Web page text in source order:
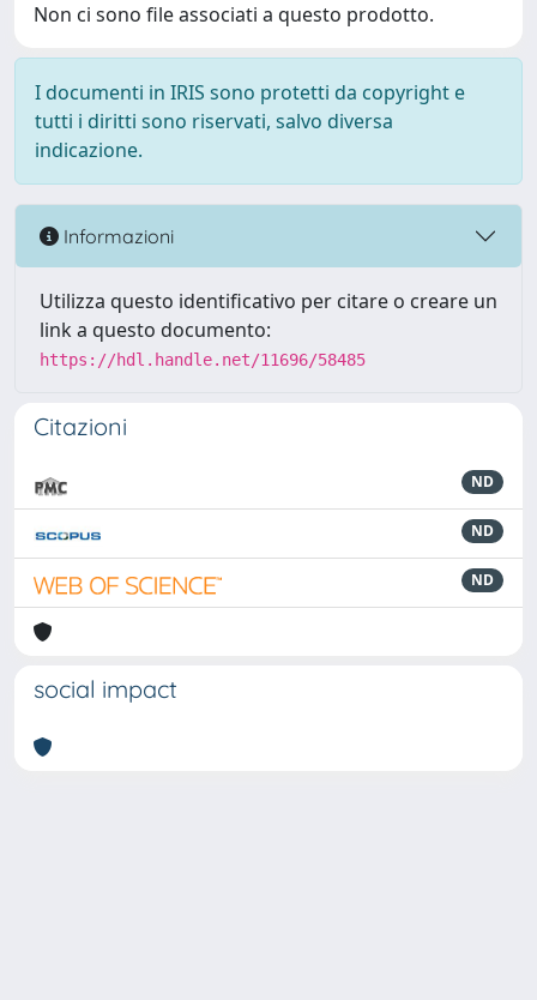
Non ci sono file associati a questo prodotto.
I documenti in IRIS sono protetti da copyright e
tutti i diritti sono riservati, salvo diversa
indicazione.
Informazioni
Utilizza questo identificativo per citare o creare un
link a questo documento:
https://hdl.handle.net/11696/58485
Citazioni
ND
ND
ND
social impact